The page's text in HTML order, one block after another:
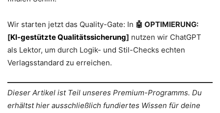
Wir starten jetzt das Quality-Gate: In 🤖 OPTIMIERUNG:
[KI-gestützte Qualitätssicherung] nutzen wir ChatGPT
als Lektor, um durch Logik- und Stil-Checks echten
Verlagsstandard zu erreichen.
Dieser Artikel ist Teil unseres Premium-Programms. Du
erhältst hier ausschließlich fundiertes Wissen für deine